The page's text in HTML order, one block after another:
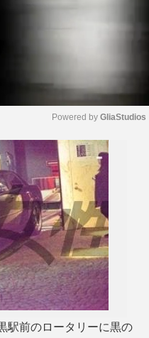
M
u
t
e
Powered by GliaStudios
駅前のロータリーに黒の